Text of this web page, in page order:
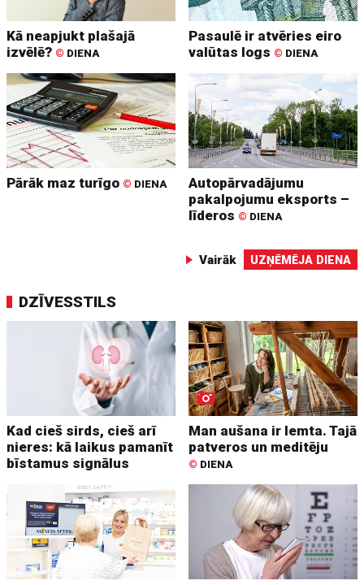
Kā neapjukt plašajā
izvēlē? © DIENA
Pasaulē ir atvēries eiro
valūtas logs © DIENA
Pārāk maz turīgo © DIENA
Autopārvadājumu
pakalpojumu eksports –
līderos © DIENA
Vairāk UZŅĒMĒJA DIENA
DZĪVESSTILS
Kad cieš sirds, cieš arī
nieres: kā laikus pamanīt
bīstamus signālus
Man aušana ir lemta. Tajā
patveros un meditēju
© DIENA